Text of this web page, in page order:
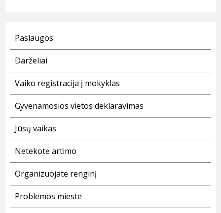
Paslaugos
Darželiai
Vaiko registracija į mokyklas
Gyvenamosios vietos deklaravimas
Jūsų vaikas
Netekote artimo
Organizuojate renginį
Problemos mieste